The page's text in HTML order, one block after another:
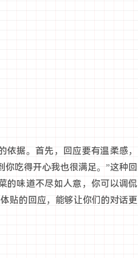
据。首先，回应要有温柔感，
吃得开心我也很满足。”这种回
的味道不尽如人意，你可以调侃
贴的回应，能够让你们的对话更